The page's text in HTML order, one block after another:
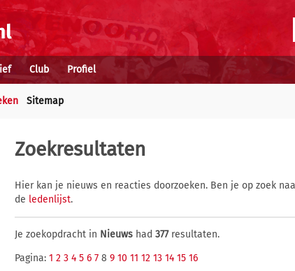
Club Profiel
Sitemap
Zoekresultaten
Hier kan je nieuws en reacties doorzoeken. Ben je op zoek
de ledenlijst.
Je zoekopdracht in Nieuws had 377resultaten.
Pagina: 1 2 3 4 5 6 7 8 9 10 11 12 13 14 15 16